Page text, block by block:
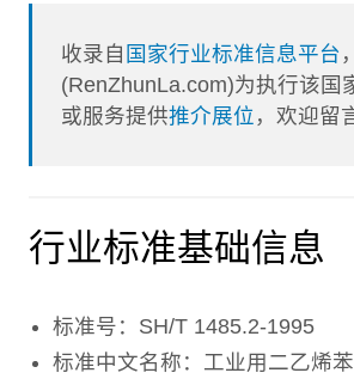
收录自 国家行业标准信息平台
(RenZhunLa.com)为执行该国
或服务提供推介展位 ，欢迎留
行业标准基础信息
标准号：SH/T 1485.2-1995
标准中文名称：工业用二乙烯